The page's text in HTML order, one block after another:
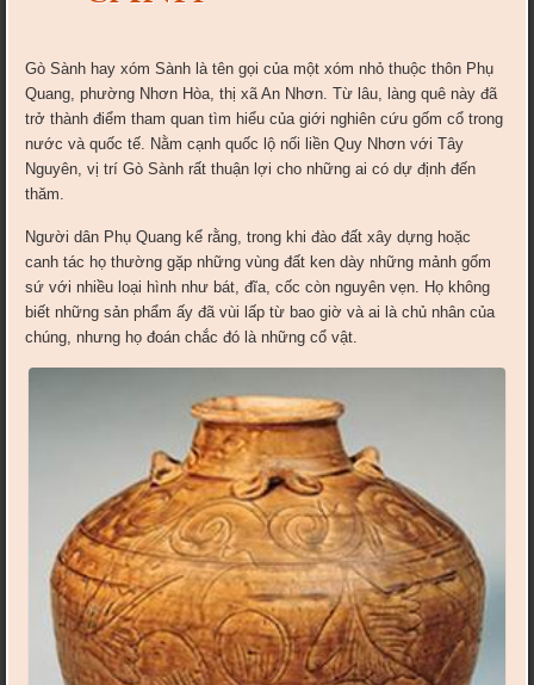
Gò Sành hay xóm Sành là tên gọi của một xóm nhỏ thuộc thôn Phụ
Quang, phường Nhơn Hòa, thị xã An Nhơn. Từ lâu, làng quê này đã
trở thành điểm tham quan tìm hiểu của giới nghiên cứu gốm cổ trong
nước và quốc tế. Nằm cạnh quốc lộ nối liền Quy Nhơn với Tây
Nguyên, vị trí Gò Sành rất thuận lợi cho những ai có dự định đến
thăm.
Người dân Phụ Quang kể rằng, trong khi đào đất xây dựng hoặc
canh tác họ thường gặp những vùng đất ken dày những mảnh gốm
sứ với nhiều loại hình như bát, đĩa, cốc còn nguyên vẹn. Họ không
biết những sản phẩm ấy đã vùi lấp từ bao giờ và ai là chủ nhân của
chúng, nhưng họ đoán chắc đó là những cổ vật.